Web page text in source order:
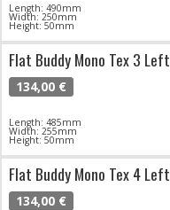
Length: 490mm
Width: 250mm
Height: 50mm
Flat Buddy Mono Tex 3 Left
134,00 €
Length: 485mm
Width: 255mm
Height: 50mm
Flat Buddy Mono Tex 4 Left
134,00 €